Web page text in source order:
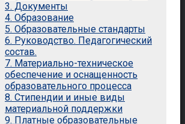
3. Документы
4. Образование
5. Образовательные стандарты
6. Руководство. Педагогический
состав.
7. Материально-техническое
обеспечение и оснащенность
образовательного процесса
8. Стипендии и иные виды
материальной поддержки
9. Платные образовательные